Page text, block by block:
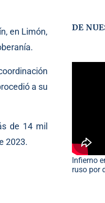
en Limón,
a su
de 14 mil
2023.
DE
Infierno
ruso por